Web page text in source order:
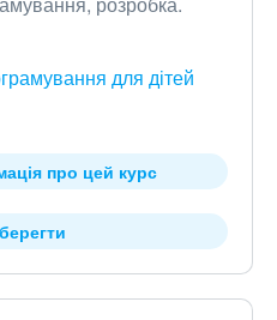
для дітей
про цей курс